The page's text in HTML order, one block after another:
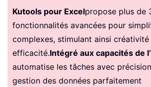
Kutools pour Excelpropose plus de
fonctionnalités avancées pour
complexes, stimulant ainsi créativité
efficacité.Intégré aux capacités de
automatise les tâches avec
gestion des données parfaitement